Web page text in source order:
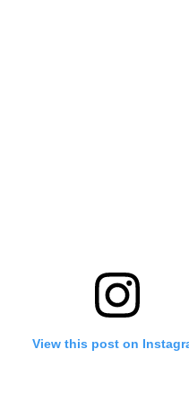
View this post on